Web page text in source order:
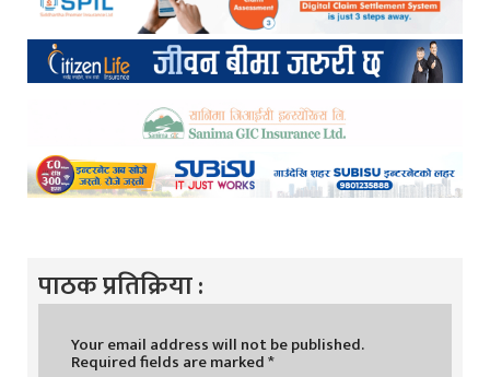
पाठक प्रतिक्रिया :
Your email address will not be published.
Required fields are marked*